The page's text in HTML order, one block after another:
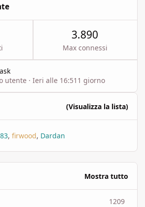
3.890
Max connessi
utente · Ieri alle 16:51 1 giorno
(Visualizza la lista)
firwood Dardan
Mostra tutto
1209